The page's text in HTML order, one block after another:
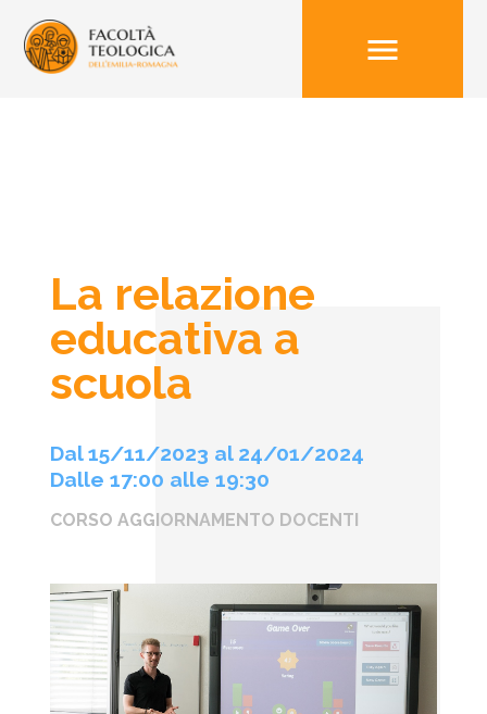
menu
La relazione
educativa a
scuola
Dal 15/11/2023 al 24/01/2024
Dalle 17:00 alle 19:30
CORSO AGGIORNAMENTO DOCENTI